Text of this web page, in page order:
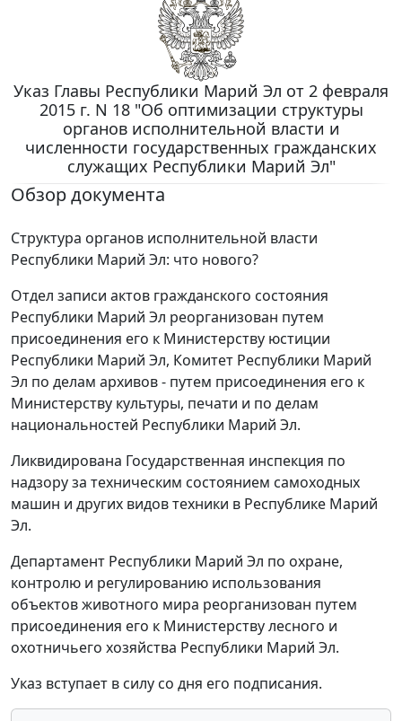
Указ Главы Республики Марий Эл от 2 февраля
2015 г. N 18 "Об оптимизации структуры
органов исполнительной власти и
численности государственных гражданских
служащих Республики Марий Эл"
Обзор документа
Структура органов исполнительной власти
Республики Марий Эл: что нового?
Отдел записи актов гражданского состояния
Республики Марий Эл реорганизован путем
присоединения его к Министерству юстиции
Республики Марий Эл, Комитет Республики Марий
Эл по делам архивов - путем присоединения его к
Министерству культуры, печати и по делам
национальностей Республики Марий Эл.
Ликвидирована Государственная инспекция по
надзору за техническим состоянием самоходных
машин и других видов техники в Республике Марий
Эл.
Департамент Республики Марий Эл по охране,
контролю и регулированию использования
объектов животного мира реорганизован путем
присоединения его к Министерству лесного и
охотничьего хозяйства Республики Марий Эл.
Указ вступает в силу со дня его подписания.